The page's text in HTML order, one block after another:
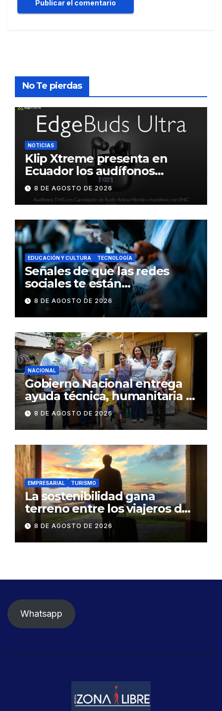
No Te pierdas
NOTICIAS
Klip Xtreme presenta en
Ecuador los audífonos
DynaBuds con sonido
inteligente y control táctil
8 DE AGOSTO DE 2026
EDUCACIÓN Y CULTURA TECNOLOGÍA
Señales de que las redes
sociales te están
consumiendo
8 DE AGOSTO DE 2026
NACIONAL
Gobierno Nacional entrega
ayuda técnica, humanitaria y
Bono Joaquín Gallegos Lara a
familia en situación de
vulnerabilidad
8 DE AGOSTO DE 2026
EMPRESARIAL TURISMO
La sostenibilidad gana
terreno entre los viajeros de
negocios
8 DE AGOSTO DE 2026
Whatsapp